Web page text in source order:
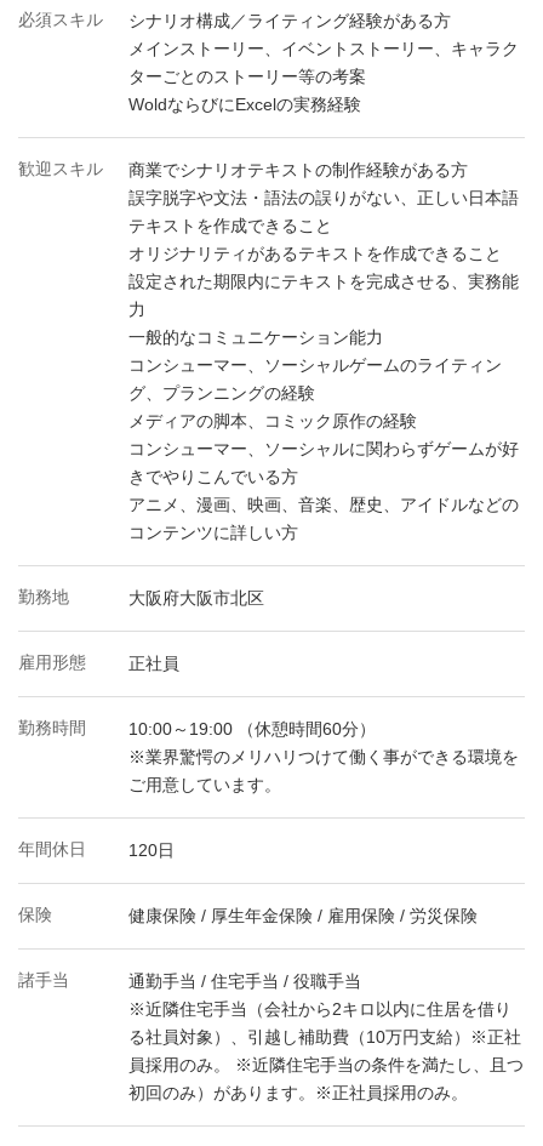
必須スキル
シナリオ構成／ライティング経験がある方
メインストーリー、イベントストーリー、キャラク
ターごとのストーリー等の考案
WoldならびにExcelの実務経験
歓迎スキル
商業でシナリオテキストの制作経験がある方
誤字脱字や文法・語法の誤りがない、正しい日本語
テキストを作成できること
オリジナリティがあるテキストを作成できること
設定された期限内にテキストを完成させる、実務能
力
一般的なコミュニケーション能力
コンシューマー、ソーシャルゲームのライティン
グ、プランニングの経験
メディアの脚本、コミック原作の経験
コンシューマー、ソーシャルに関わらずゲームが好
きでやりこんでいる方
アニメ、漫画、映画、音楽、歴史、アイドルなどの
コンテンツに詳しい方
勤務地 大阪府大阪市北区
雇用形態 正社員
勤務時間
10:00～19:00 （休憩時間60分）
※業界驚愕のメリハリつけて働く事ができる環境を
ご用意しています。
年間休日 120日
保険 健康保険 / 厚生年金保険 / 雇用保険 / 労災保険
諸手当
通勤手当 / 住宅手当 / 役職手当
※近隣住宅手当（会社から2キロ以内に住居を借り
る社員対象）、引越し補助費（10万円支給）※正社
員採用のみ。 ※近隣住宅手当の条件を満たし、且つ
初回のみ）があります。※正社員採用のみ。